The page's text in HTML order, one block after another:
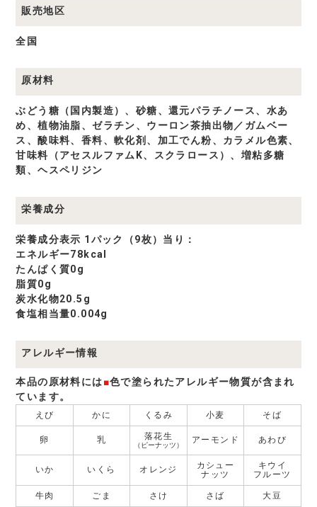
販売地区
全国
原材料
ぶどう糖（国内製造）、砂糖、還元パラチノース、水あ
め、植物油脂、ゼラチン、ウーロン茶抽出物／ガムベー
ス、酸味料、香料、軟化剤、加工でん粉、カラメル色素、
甘味料（アセスルファムK、スクラロース）、増粘多糖
類、ヘスペリジン
栄養成分
栄養成分表示 1パック（9枚）当り：
エネルギー78kcal
たんぱく質0g
脂質0g
炭水化物20.5g
食塩相当量0.004g
アレルギー情報
本品の原材料には■色で塗られたアレルギー物質が含まれ
ています。
えび かに くるみ 小麦 そば
卵 乳 落花生
（ピーナッツ） アーモンド あわび
いか いくら オレンジ
カシュー
ナッツ
キウイ
フルーツ
牛肉 ごま さけ さば 大豆